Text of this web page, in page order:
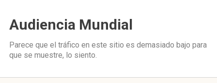
Audiencia Mundial
Parece que el tráfico en este sitio es demasiado bajo para
que se muestre, lo siento.